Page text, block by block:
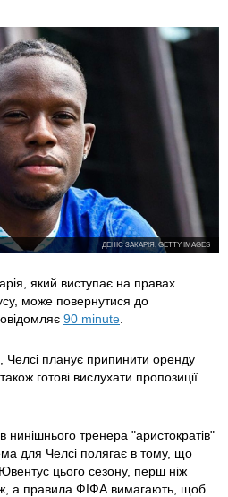
ДЕНІС ЗАКАРІЯ, GETTY IMAGES
який виступає на правах
може повернутися до
90 minute.
планує припинити оренду
готові вислухати пропозиції
нинішнього тренера "аристократів"
для Челсі полягає в тому, що
цього сезону, перш ніж
а правила ФІФА вимагають, щоб